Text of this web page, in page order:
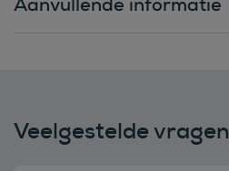
Veelgestelde vragen